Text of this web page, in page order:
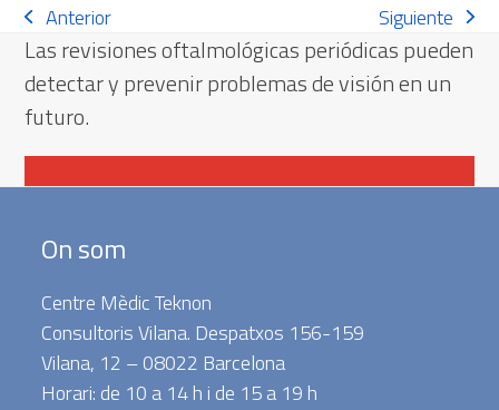
Anterior:
Anterior Següent:
Siguiente
Las revisiones oftalmológicas periódicas pueden
detectar y prevenir problemas de visión en un
futuro.
On som
Centre Mèdic Teknon
Consultoris Vilana. Despatxos 156-159
Vilana, 12 – 08022 Barcelona
Horari: de 10 a 14 h i de 15 a 19 h